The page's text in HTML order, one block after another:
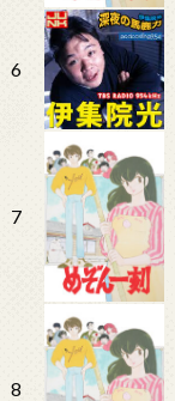
6
7
8